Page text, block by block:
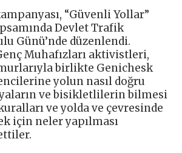
“Güvenli Yollar”
Devlet Trafik
Günü’nde düzenlendi.
Muhafızları aktivistleri,
birlikte Genichesk
yolun nasıl doğru
ve bisikletlilerin bilmesi
ve yolda ve çevresinde
için neler yapılması